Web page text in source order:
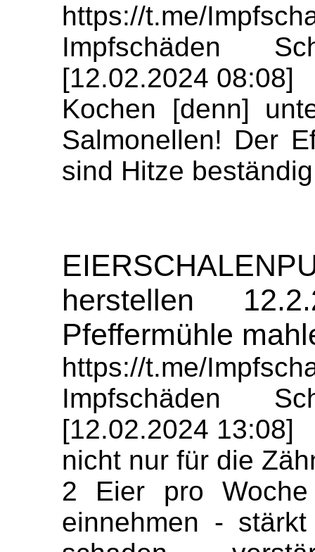
https://t.me/
Impfschäden
[12.02.2024 08:08]
Kochen [denn]
Salmonellen! Der
sind Hitze
herstellen
Pfeffermühle
https://t.me/
Impfschäden
[12.02.2024 13:08]
nicht nur für die
2 Eier pro
einnehmen -